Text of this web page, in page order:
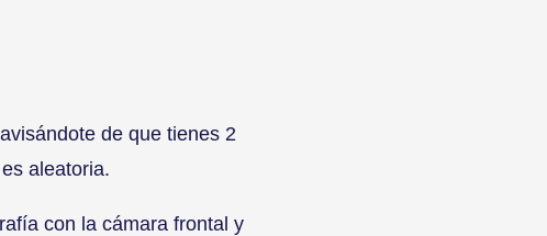
de que tienes 2
aleatoria.
con la cámara frontal y